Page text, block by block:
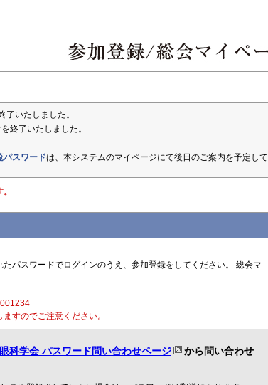
いたしました。
終了いたしました。
パスワードは、本システムのマイページにて後日のご案内を予定して
パスワードでログインのうえ、参加登録をしてください。 総会マ
すのでご注意ください。
科学会 パスワード問い合わせページ
から問い合わせ